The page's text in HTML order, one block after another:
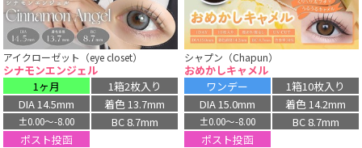
アイクローゼット（eye closet）
シナモンエンジェル
1ヶ月
1箱2枚入り
DIA 14.5mm
着色 13.7mm
±0.00〜-8.00
BC 8.7mm
ポスト投函
シャプン（Chapun）
おめかしキャメル
ワンデー
1箱10枚入り
DIA 15.0mm
着色 14.2mm
±0.00〜-8.00
BC 8.7mm
ポスト投函